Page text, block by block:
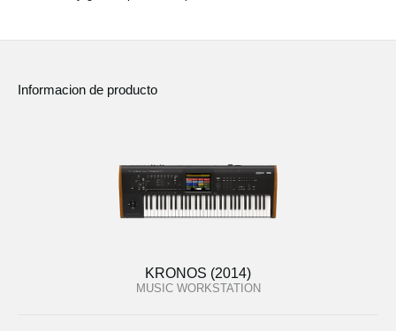
Informacion de producto
KRONOS (2014)
MUSIC WORKSTATION